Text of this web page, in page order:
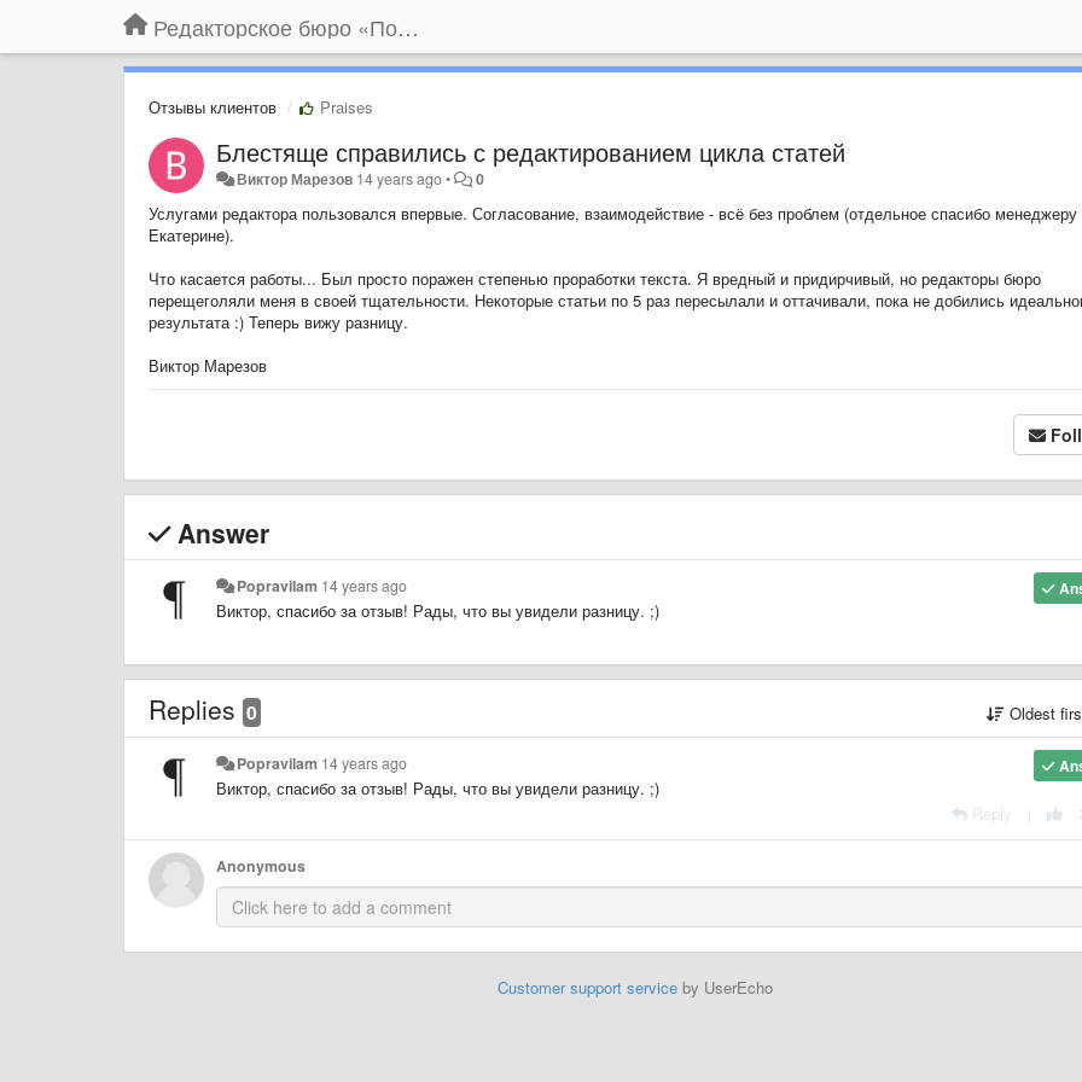
Редакторское бюро «По правилам»
Отзывы клиентов Praises
Блестяще справились с редактированием цикла статей
Виктор Марезов 14 years ago• 0
​Услугами редактора пользовался впервые. Согласование, взаимодействие - всё без проблем (отдельное спасибо менеджеру
Екатерине).
Что касается работы... Был просто поражен степенью проработки текста. Я вредный и придирчивый, но редакторы бюро
перещеголяли меня в своей тщательности. Некоторые статьи по 5 раз пересылали и оттачивали, пока не добились
результата :) Теперь вижу разницу.
Виктор Марезов
Answer
Popravilam 14 years ago
​Виктор, спасибо за отзыв! Рады, что вы увидели разницу. ;)
Replies 0 Oldest
Popravilam 14 years ago
​Виктор, спасибо за отзыв! Рады, что вы увидели разницу. ;)
Reply
Anonymous
Customer support serviceby UserEcho